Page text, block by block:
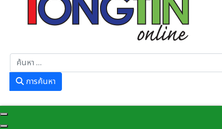
การค้นหา